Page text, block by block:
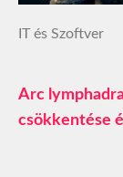
IT és Szoftver
Arc
csökkentése